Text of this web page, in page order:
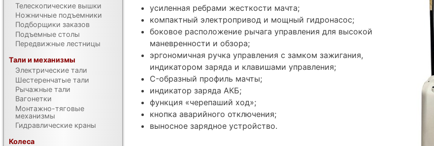
усиленная ребрами жесткости мачта;
компактный электропривод и мощный гидронасос;
боковое расположение рычага управления для высокой
маневренности и обзора;
эргономичная ручка управления с замком зажигания,
индикатором заряда и клавишами управления;
C-образный профиль мачты;
индикатор заряда АКБ;
функция «черепаший ход»;
кнопка аварийного отключения;
выносное зарядное устройство.
Телескопические вышки
Ножничные подъемники
Подборщики заказов
Подъемные столы
Передвижные лестницы
Тали и механизмы
Электрические тали
Шестеренчатые тали
Рычажные тали
Вагонетки
Монтажно-тяговые
механизмы
Гидравлические краны
Колеса